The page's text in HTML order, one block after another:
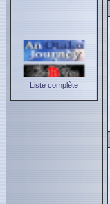
Liste complète